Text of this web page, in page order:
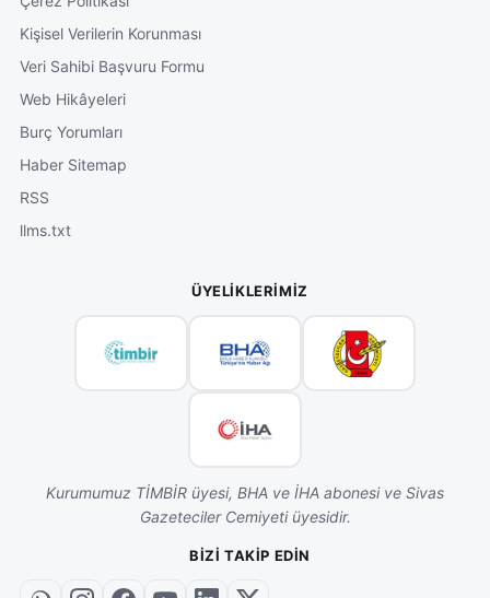
Kişisel Verilerin Korunması
Veri Sahibi Başvuru Formu
Web Hikâyeleri
Burç Yorumları
Haber Sitemap
RSS
llms.txt
ÜYELIKLERIMIZ
Kurumumuz TİMBİR üyesi, BHA ve İHA abonesi ve Sivas
Gazeteciler Cemiyeti üyesidir.
BIZI TAKIP EDIN